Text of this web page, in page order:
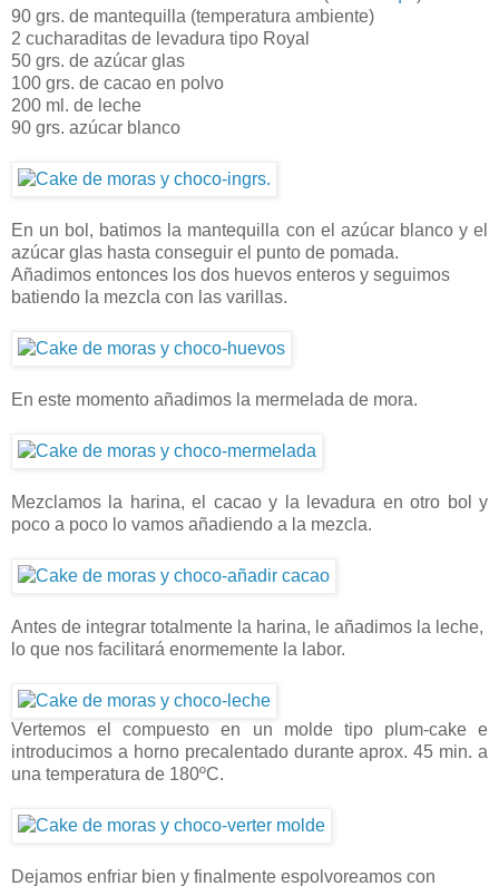
90 grs. de mantequilla (temperatura ambiente)
2 cucharaditas de levadura tipo Royal
50 grs. de azúcar glas
100 grs. de cacao en polvo
200 ml. de leche
90 grs. azúcar blanco
En un bol, batimos la mantequilla con el azúcar blanco y el
azúcar glas hasta conseguir el punto de pomada.
Añadimos entonces los dos huevos enteros y seguimos
batiendo la mezcla con las varillas.
En este momento añadimos la mermelada de mora.
Mezclamos la harina, el cacao y la levadura en otro bol y
poco a poco lo vamos añadiendo a la mezcla.
Antes de integrar totalmente la harina, le añadimos la leche,
lo que nos facilitará enormemente la labor.
Vertemos el compuesto en un molde tipo plum-cake e
introducimos a horno precalentado durante aprox. 45 min. a
una temperatura de 180ºC.
Dejamos enfriar bien y finalmente espolvoreamos con